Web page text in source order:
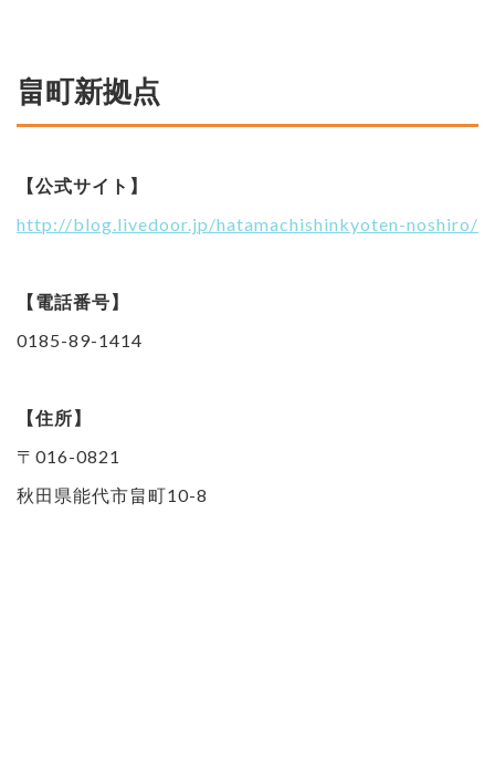
畠町新拠点
【公式サイト】
http://blog.livedoor.jp/hatamachishinkyoten-noshiro/
【電話番号】
0185-89-1414
【住所】
〒016-0821
秋田県能代市畠町10-8